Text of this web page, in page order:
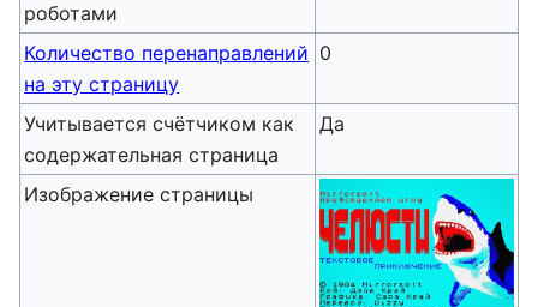
роботами
Количество перенаправлений
на эту страницу
0
Учитывается счётчиком как
содержательная страница
Да
Изображение страницы